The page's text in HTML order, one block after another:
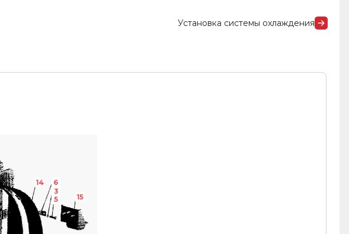
Установка системы охлаждения
15
14 6
5
3